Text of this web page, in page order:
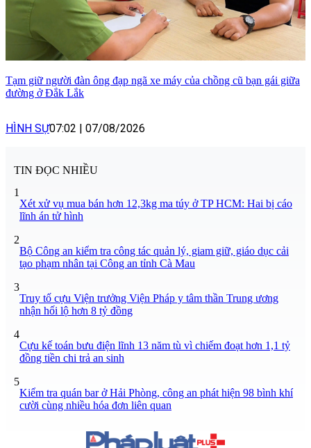
Tạm giữ người đàn ông đạp ngã xe máy của chồng cũ bạn gái giữa
đường ở Đắk Lắk
HÌNH SỰ07:02 | 07/08/2026
TIN ĐỌC NHIỀU
1
Xét xử vụ mua bán hơn 12,3kg ma túy ở TP HCM: Hai bị cáo
lĩnh án tử hình
2
Bộ Công an kiểm tra công tác quản lý, giam giữ, giáo dục cải
tạo phạm nhân tại Công an tỉnh Cà Mau
3
Truy tố cựu Viện trưởng Viện Pháp y tâm thần Trung ương
nhận hối lộ hơn 8 tỷ đồng
4
Cựu kế toán bưu điện lĩnh 13 năm tù vì chiếm đoạt hơn 1,1 tỷ
đồng tiền chi trả an sinh
5
Kiểm tra quán bar ở Hải Phòng, công an phát hiện 98 bình khí
cười cùng nhiều hóa đơn liên quan